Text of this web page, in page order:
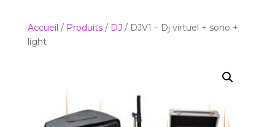
Accueil / Produits/ DJ / DJV1 – Dj virtuel + sono +
light